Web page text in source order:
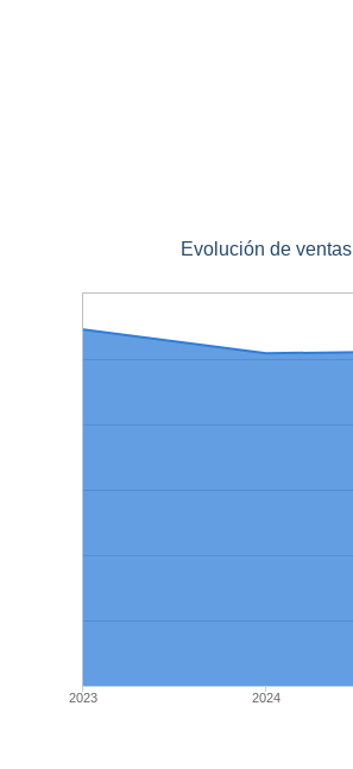
Evolución de ventas
2023 2024